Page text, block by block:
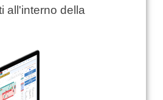
all'interno della